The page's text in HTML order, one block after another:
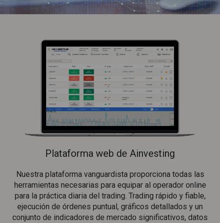
Plataforma web de Ainvesting
Nuestra plataforma vanguardista proporciona todas las
herramientas necesarias para equipar al operador online
para la práctica diaria del trading. Trading rápido y fiable,
ejecución de órdenes puntual, gráficos detallados y un
conjunto de indicadores de mercado significativos, datos